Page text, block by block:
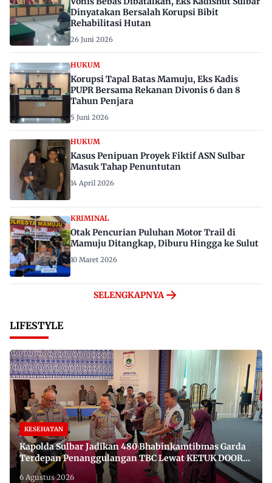
Dinyatakan Bersalah Korupsi Bibit
Rehabilitasi Hutan
26 Juni 2026
HUKUM
Korupsi Tapal Batas Mamuju, Eks Kadis
PUPR Bersama Rekanan Divonis 6 dan 8
Tahun Penjara
5 Juni 2026
HUKUM
Kasus Penipuan Proyek Fiktif ASN Sulbar
Masuk Tahap Penuntutan
14 April 2026
KRIMINAL
Otak Pencurian Puluhan Motor Trail di
Mamuju Ditangkap, Diburu Hingga ke Sulut
10 Maret 2026
SELENGKAPNYA
LIFESTYLE
KESEHATAN
Kapolda Sulbar Jadikan 480 Bhabinkamtibmas Garda
Terdepan Penanggulangan TBC Lewat KETUK DOORS
di 650 Desa
6 Agustus 2026